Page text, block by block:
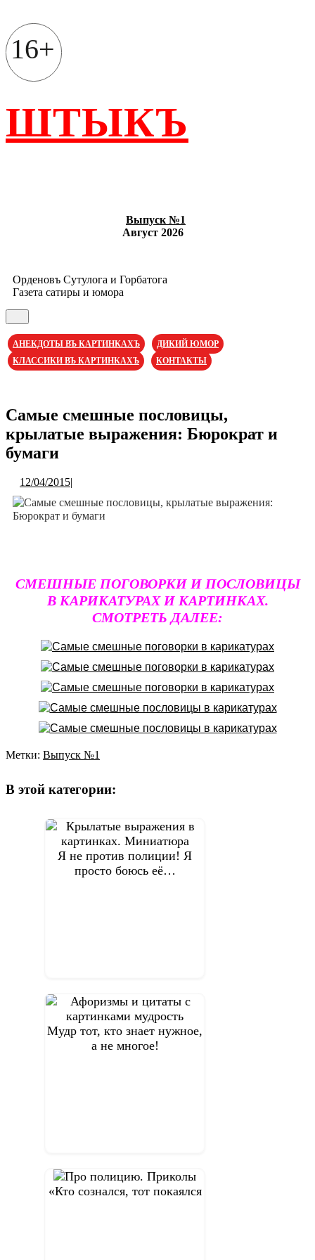
содержимому
16+
ШТЫКЪ
Выпуск №1
Август 2026
Орденовъ Сутулога и Горбатога
Газета сатиры и юмора
Открыть
АНЕКДОТЫ ВЪ КАРТИНКАХЪ
ДИКИЙ ЮМОР
КЛАССИКИ ВЪ КАРТИНКАХЪ
КОНТАКТЫ
Самые смешные пословицы,
крылатые выражения: Бюрократ и
бумаги
12/04/201512/04/2015
|
СМЕШНЫЕ ПОГОВОРКИ И ПОСЛОВИЦЫ
В КАРИКАТУРАХ И КАРТИНКАХ.
СМОТРЕТЬ ДАЛЕЕ:
Метки: Выпуск №1
В этой категории:
Я не против полиции! Я
просто боюсь её…
Мудр тот, кто знает нужное,
а не многое!
«Кто сознался, тот покаялся
по